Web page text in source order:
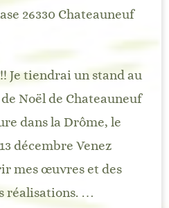
26330 Chateauneuf
Je tiendrai un stand au
Noël de Chateauneuf
dans la Drôme, le
décembre Venez
mes œuvres et des
réalisations. …